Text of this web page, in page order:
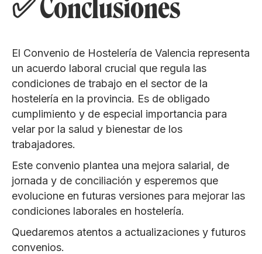
✅ Conclusiones
El Convenio de Hostelería de Valencia representa
un acuerdo laboral crucial que regula las
condiciones de trabajo en el sector de la
hostelería en la provincia. Es de obligado
cumplimiento y de especial importancia para
velar por la salud y bienestar de los
trabajadores.
Este convenio plantea una mejora salarial, de
jornada y de conciliación y esperemos que
evolucione en futuras versiones para mejorar las
condiciones laborales en hostelería.
Quedaremos atentos a actualizaciones y futuros
convenios.